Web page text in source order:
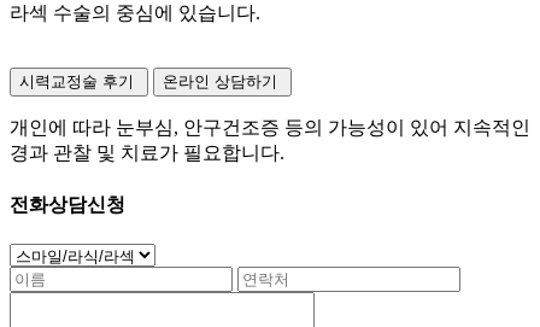
라섹 수술의 중심에 있습니다.
시력교정술 후기 온라인 상담하기
개인에 따라 눈부심, 안구건조증 등의 가능성이 있어 지속적인
경과 관찰 및 치료가 필요합니다.
전화상담신청